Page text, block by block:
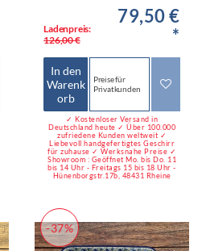
Ladenpreis:
126,00 €
79,50 €
*
In den
Warenk
orb
Preise für
Privatkunden
✓ Kostenloser Versand in
Deutschland heute ✓ Über 100.000
zufriedene Kunden weltweit ✓
Liebevoll handgefertigtes Geschirr
für zuhause ✓ Werksnahe Preise ✓
Showroom : Geöffnet Mo. bis Do. 11
bis 14 Uhr - Freitags 15 bis 18 Uhr -
Hünenborgstr.17b, 48431 Rheine
-37%